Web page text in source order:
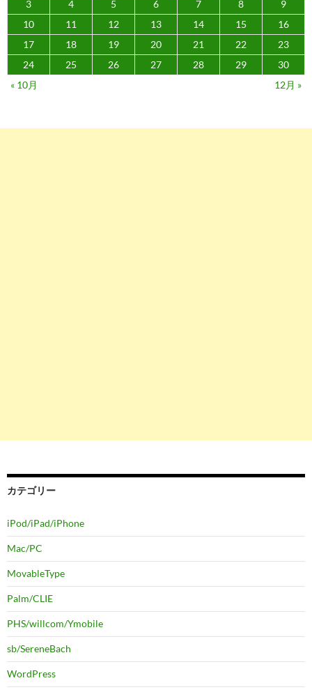
3
4 5 6 7 8
9
10
11 12 13 14 15
16
17
18 19 20 21 22
23
24
25 26 27 28 29
30
« 10月
12月 »
カテゴリー
iPod/iPad/iPhone
Mac/PC
MovableType
Palm/CLIE
PHS/willcom/Ymobile
sb/SereneBach
WordPress